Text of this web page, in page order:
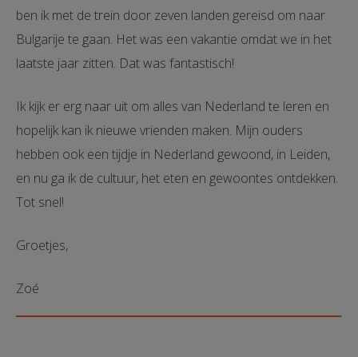
ben ik met de trein door zeven landen gereisd om naar
Bulgarije te gaan. Het was een vakantie omdat we in het
laatste jaar zitten. Dat was fantastisch!
Ik kijk er erg naar uit om alles van Nederland te leren en
hopelijk kan ik nieuwe vrienden maken. Mijn ouders
hebben ook een tijdje in Nederland gewoond, in Leiden,
en nu ga ik de cultuur, het eten en gewoontes ontdekken.
Tot snel!
Groetjes,
Zoé